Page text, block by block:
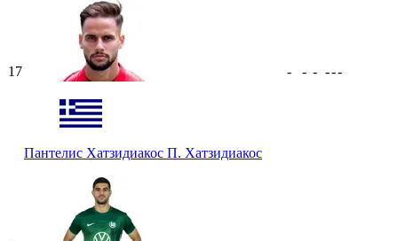
17
Пантелис Хатзидиакос П. Хатзидиакос
- - - ---